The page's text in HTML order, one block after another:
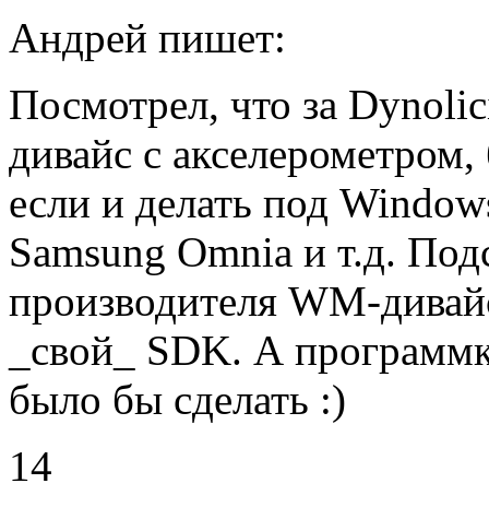
Андрей пишет:
Посмотрел, что за
дивайс с
если и делать под
Samsung Omnia и т.д.
производителя WM-
_свой_ SDK. А
было бы сделать :)
14